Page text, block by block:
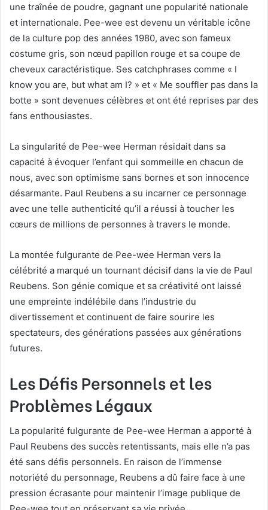
une traînée de poudre, gagnant une popularité nationale
et internationale. Pee-wee est devenu un véritable icône
de la culture pop des années 1980, avec son fameux
costume gris, son nœud papillon rouge et sa coupe de
cheveux caractéristique. Ses catchphrases comme « I
know you are, but what am I? » et « Me souffler pas dans la
botte » sont devenues célèbres et ont été reprises par des
fans enthousiastes.
La singularité de Pee-wee Herman résidait dans sa
capacité à évoquer l’enfant qui sommeille en chacun de
nous, avec son optimisme sans bornes et son innocence
désarmante. Paul Reubens a su incarner ce personnage
avec une telle authenticité qu’il a réussi à toucher les
cœurs de millions de personnes à travers le monde.
La montée fulgurante de Pee-wee Herman vers la
célébrité a marqué un tournant décisif dans la vie de Paul
Reubens. Son génie comique et sa créativité ont laissé
une empreinte indélébile dans l’industrie du
divertissement et continuent de faire sourire les
spectateurs, des générations passées aux générations
futures.
Les Défis Personnels et les
Problèmes Légaux
La popularité fulgurante de Pee-wee Herman a apporté à
Paul Reubens des succès retentissants, mais elle n’a pas
été sans défis personnels. En raison de l’immense
notoriété du personnage, Reubens a dû faire face à une
pression écrasante pour maintenir l’image publique de